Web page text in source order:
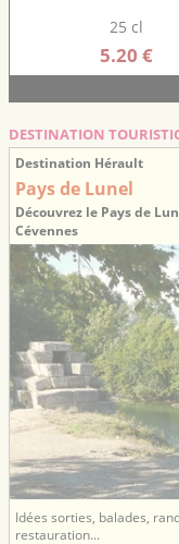
25 cl
5.20 €
DESTINATION
Destination Hérault
Pays de Lunel
Découvrez le Pays de
Cévennes
Idées sorties, balades,
restauration...